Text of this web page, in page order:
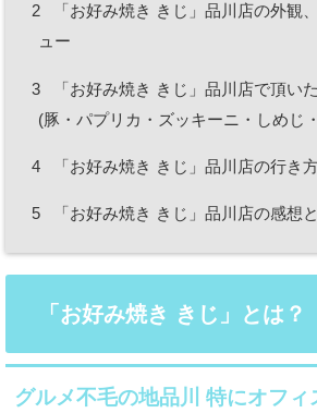
2
「お好み焼き きじ」品川店の外観
ュー
3
「お好み焼き きじ」品川店で頂い
(豚・パプリカ・ズッキーニ・しめじ
4 「お好み焼き きじ」品川店の行き
5 「お好み焼き きじ」品川店の感想
「お好み焼き きじ」とは？
グルメ不毛の地品川 特にオフィ